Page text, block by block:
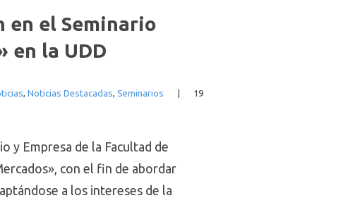
en el Seminario
en la UDD
, Noticias Destacadas, Seminarios
19
y Empresa de la Facultad de
con el fin de abordar
a los intereses de la